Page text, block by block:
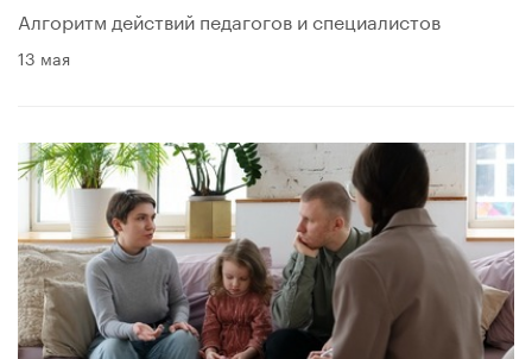
Алгоритм действий педагогов и специалистов
13 мая